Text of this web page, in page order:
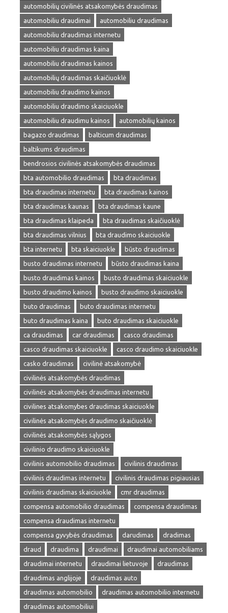
automobilių civilinės atsakomybės draudimas
automobiliu draudimai
automobiliu draudimas
automobiliu draudimas internetu
automobiliu draudimas kaina
automobiliu draudimas kainos
automobilių draudimas skaičiuoklė
automobiliu draudimo kainos
automobiliu draudimo skaiciuokle
automobiliu draudimu kainos
automobilių kainos
bagazo draudimas
balticum draudimas
baltikums draudimas
bendrosios civilinės atsakomybės draudimas
bta automobilio draudimas
bta draudimas
bta draudimas internetu
bta draudimas kainos
bta draudimas kaunas
bta draudimas kaune
bta draudimas klaipeda
bta draudimas skaičiuoklė
bta draudimas vilnius
bta draudimo skaiciuokle
bta internetu
bta skaiciuokle
būsto draudimas
busto draudimas internetu
būsto draudimas kaina
busto draudimas kainos
busto draudimas skaiciuokle
busto draudimo kainos
busto draudimo skaiciuokle
buto draudimas
buto draudimas internetu
buto draudimas kaina
buto draudimas skaiciuokle
ca draudimas
car draudimas
casco draudimas
casco draudimas skaiciuokle
casco draudimo skaiciuokle
casko draudimas
civilinė atsakomybė
civilinės atsakomybės draudimas
civilinės atsakomybės draudimas internetu
civilines atsakomybes draudimas skaiciuokle
civilinės atsakomybės draudimo skaičiuoklė
civilinės atsakomybės sąlygos
civilinio draudimo skaiciuokle
civilinis automobilio draudimas
civilinis draudimas
civilinis draudimas internetu
civilinis draudimas pigiausias
civilinis draudimas skaiciuokle
cmr draudimas
compensa automobilio draudimas
compensa draudimas
compensa draudimas internetu
compensa gyvybės draudimas
darudimas
dradimas
draud
draudima draudimai
draudimai automobiliams
draudimai internetu
draudimai lietuvoje
draudimas
draudimas anglijoje
draudimas auto
draudimas automobilio
draudimas automobilio internetu
draudimas automobiliui